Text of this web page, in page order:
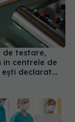
de testare,
în centrele de
ești declarat